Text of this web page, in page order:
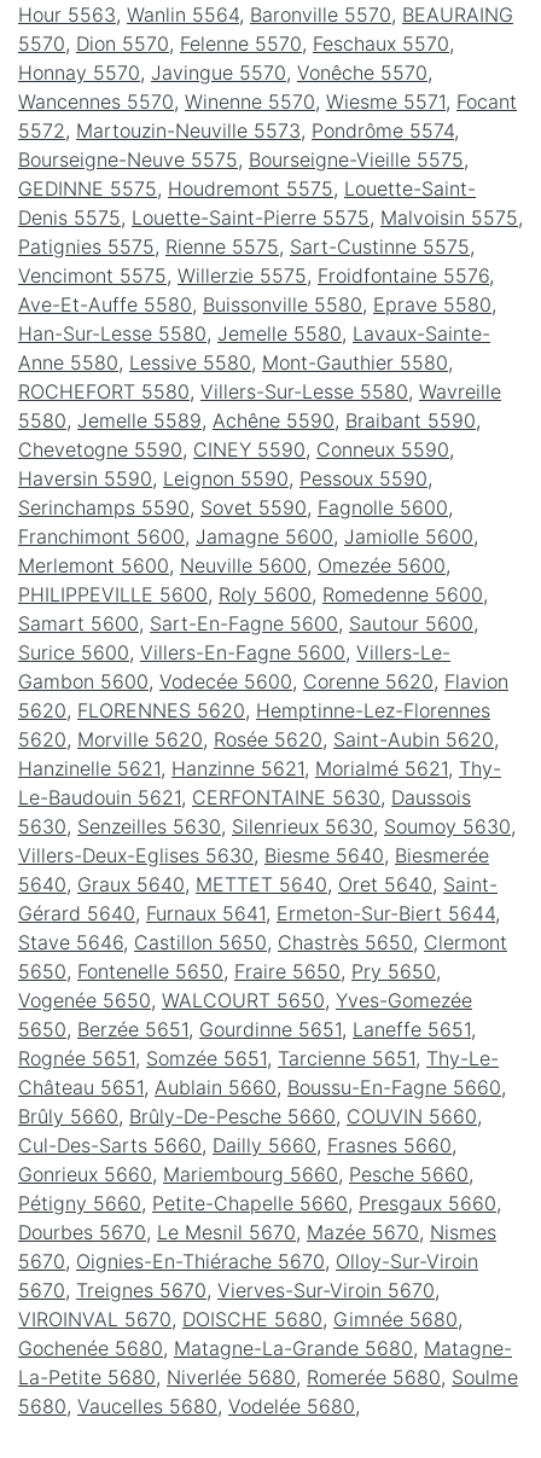
Hour 5563, Wanlin 5564, Baronville 5570, BEAURAING
5570, Dion 5570, Felenne 5570, Feschaux 5570,
Honnay 5570, Javingue 5570, Vonêche 5570,
Wancennes 5570, Winenne 5570, Wiesme 5571, Focant
5572 , Martouzin-Neuville 5573, Pondrôme 5574,
Bourseigne-Neuve 5575, Bourseigne-Vieille 5575,
GEDINNE 5575, Houdremont 5575, Louette-Saint-
Denis 5575, Louette-Saint-Pierre 5575, Malvoisin 5575,
Patignies 5575, Rienne 5575, Sart-Custinne 5575,
Vencimont 5575, Willerzie 5575, Froidfontaine 5576,
Ave-Et-Auffe 5580, Buissonville 5580, Eprave 5580,
Han-Sur-Lesse 5580, Jemelle 5580, Lavaux-Sainte-
Anne 5580, Lessive 5580, Mont-Gauthier 5580,
ROCHEFORT 5580, Villers-Sur-Lesse 5580, Wavreille
5580, Jemelle 5589, Achêne 5590, Braibant 5590,
Chevetogne 5590, CINEY 5590, Conneux 5590,
Haversin 5590, Leignon 5590, Pessoux 5590,
Serinchamps 5590, Sovet 5590, Fagnolle 5600,
Franchimont 5600, Jamagne 5600, Jamiolle 5600,
Merlemont 5600, Neuville 5600, Omezée 5600,
PHILIPPEVILLE 5600, Roly 5600, Romedenne 5600,
Samart 5600, Sart-En-Fagne 5600, Sautour 5600,
Surice 5600, Villers-En-Fagne 5600, Villers-Le-
Gambon 5600, Vodecée 5600, Corenne 5620, Flavion
5620, FLORENNES 5620, Hemptinne-Lez-Florennes
5620, Morville 5620, Rosée 5620, Saint-Aubin 5620,
Hanzinelle 5621, Hanzinne 5621, Morialmé 5621, Thy-
Le-Baudouin 5621, CERFONTAINE 5630, Daussois
5630, Senzeilles 5630, Silenrieux 5630, Soumoy 5630,
Villers-Deux-Eglises 5630, Biesme 5640, Biesmerée
5640, Graux 5640, METTET 5640, Oret 5640, Saint-
Gérard 5640, Furnaux 5641, Ermeton-Sur-Biert 5644,
Stave 5646, Castillon 5650, Chastrès 5650, Clermont
5650, Fontenelle 5650, Fraire 5650, Pry 5650,
Vogenée 5650, WALCOURT 5650, Yves-Gomezée
5650, Berzée 5651, Gourdinne 5651, Laneffe 5651,
Rognée 5651, Somzée 5651, Tarcienne 5651, Thy-Le-
Château 5651, Aublain 5660, Boussu-En-Fagne 5660,
Brûly 5660, Brûly-De-Pesche 5660, COUVIN 5660,
Cul-Des-Sarts 5660, Dailly 5660, Frasnes 5660,
Gonrieux 5660, Mariembourg 5660, Pesche 5660,
Pétigny 5660, Petite-Chapelle 5660, Presgaux 5660,
Dourbes 5670, Le Mesnil 5670, Mazée 5670, Nismes
5670, Oignies-En-Thiérache 5670, Olloy-Sur-Viroin
5670, Treignes 5670, Vierves-Sur-Viroin 5670,
VIROINVAL 5670, DOISCHE 5680, Gimnée 5680,
Gochenée 5680, Matagne-La-Grande 5680, Matagne-
La-Petite 5680, Niverlée 5680, Romerée 5680, Soulme
5680, Vaucelles 5680, Vodelée 5680,